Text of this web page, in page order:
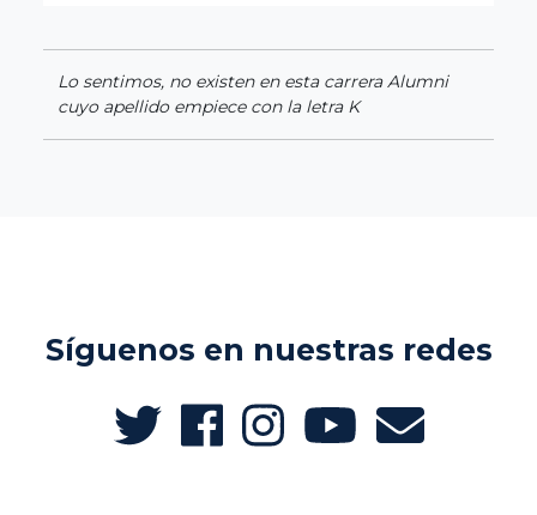
Lo sentimos, no existen en esta carrera Alumni
cuyo apellido empiece con la letra K
Síguenos en nuestras redes